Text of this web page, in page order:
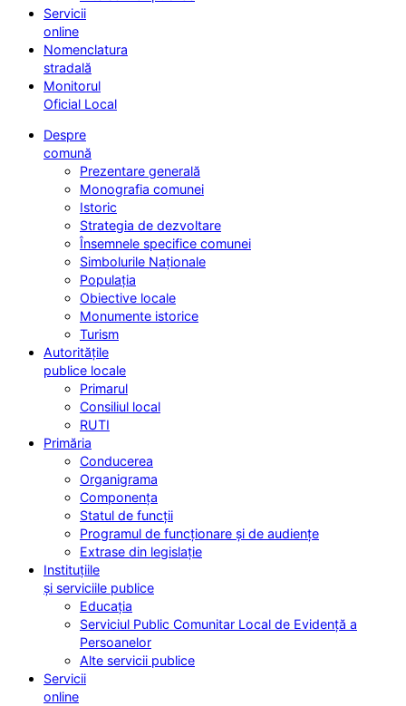
Servicii
online
Nomenclatura
stradală
Monitorul
Oficial Local
Despre
comună
Prezentare generală
Monografia comunei
Istoric
Strategia de dezvoltare
Însemnele specifice comunei
Simbolurile Naționale
Populația
Obiective locale
Monumente istorice
Turism
Autoritățile
publice locale
Primarul
Consiliul local
RUTI
Primăria
Conducerea
Organigrama
Componența
Statul de funcții
Programul de funcționare și de audiențe
Extrase din legislație
Instituțiile
și serviciile publice
Educația
Serviciul Public Comunitar Local de Evidență a
Persoanelor
Alte servicii publice
Servicii
online